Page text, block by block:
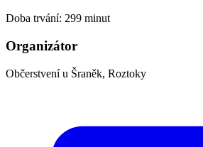
Doba trvání: 299 minut
Organizátor
Občerstvení u Šraněk, Roztoky